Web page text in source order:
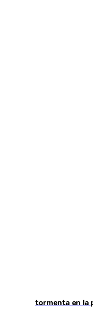
Una tormenta en la